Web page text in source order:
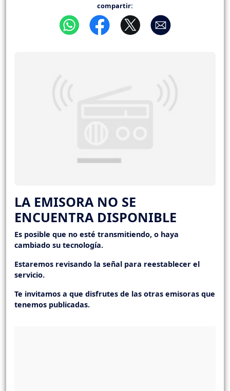
compartir:
LA EMISORA NO SE
ENCUENTRA DISPONIBLE
Es posible que no esté transmitiendo, o haya
cambiado su tecnología.
Estaremos revisando la señal para reestablecer el
servicio.
Te invitamos a que disfrutes de las otras emisoras que
tenemos publicadas.